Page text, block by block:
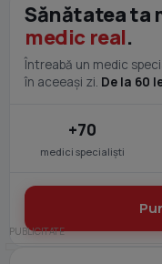
Sănătatea ta
medic real.
Întreabă un medic
în aceeași zi. De la 60
+70
medici specialiști